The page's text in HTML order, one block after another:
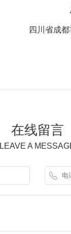
四川省成
在线留言
LEAVE A